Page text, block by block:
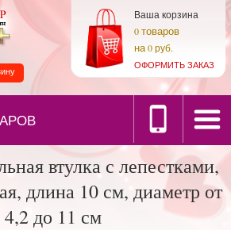
Ваша корзина
0товаров
на0 руб.
ОФОРМИТЬ ЗАКАЗ
втулка с лепестками,
длина 10 см, диаметр от
4,2 до 11 см